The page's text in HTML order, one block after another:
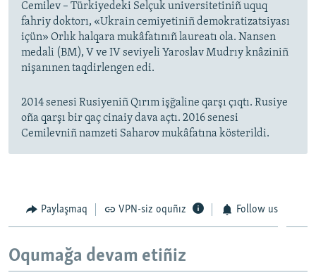
Cemilev – Türkiyedeki Selçuk universitetiniñ uquq
fahriy doktorı, «Ukrain cemiyetiniñ demokratizatsiyası
içün» Orlık halqara mukâfatınıñ laureatı ola. Nansen
medali (BM), V ve IV seviyeli Yaroslav Mudrıy knâziniñ
nişanınen taqdirlengen edi.
2014 senesi Rusiyeniñ Qırım işğaline qarşı çıqtı. Rusiye
oña qarşı bir qaç cinaiy dava açtı. 2016 senesi
Cemilevniñ namzeti Saharov mukâfatına kösterildi.
Paylaşmaq VPN-siz oquñız Follow us
Oqumağa devam etiñiz